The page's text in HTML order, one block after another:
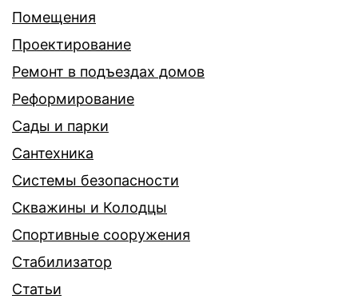
Помещения
Проектирование
Ремонт в подъездах домов
Реформирование
Сады и парки
Сантехника
Системы безопасности
Скважины и Колодцы
Спортивные сооружения
Стабилизатор
Статьи